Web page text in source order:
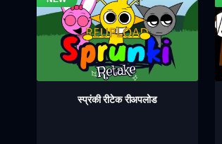
स्प्रंकी रीटेक रीअपलोड